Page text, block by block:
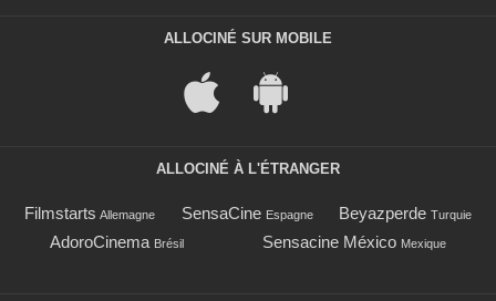
ALLOCINÉ SUR MOBILE
ALLOCINÉ À L'ÉTRANGER
Filmstarts Allemagne SensaCine Espagne Beyazperde Turquie
AdoroCinema Brésil Sensacine México Mexique